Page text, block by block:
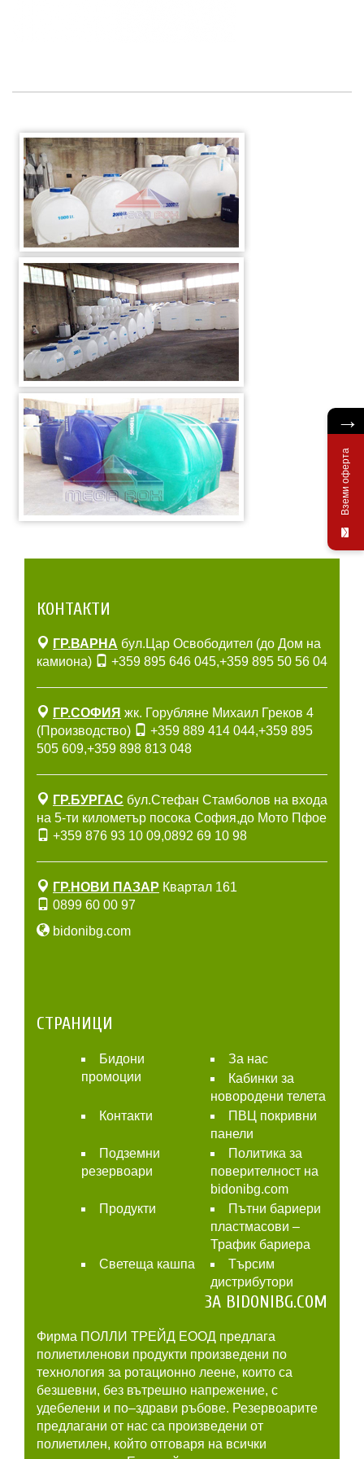
КОНТАКТИ
ГР.ВАРНА бул.Цар Освободител (до Дом на
камиона)
+359 895 646 045,+359 895 50 56 04
ГР.СОФИЯ жк. Горубляне Михаил Греков 4
(Производство)
+359 889 414 044,+359 895
505 609,+359 898 813 048
ГР.БУРГАС бул.Стефан Стамболов на входа
на 5-ти километър посока София,до Мото Пфое
+359 876 93 10 09,0892 69 10 98
ГР.НОВИ ПАЗАР Квартал 161
0899 60 00 97
bidonibg.com
СТРАНИЦИ
Бидони
промоции
За нас
Кабинки за
новородени телета
Контакти
ПВЦ покривни
панели
Подземни
резервоари
Политика за
поверителност на
bidonibg.com
Продукти
Пътни бариери
пластмасови –
Трафик бариера
Светеща кашпа
Търсим
дистрибутори
ЗА BIDONIBG.COM
Фирма ПОЛЛИ ТРЕЙД ЕООД предлага
полиетиленови продукти произведени по
технология за ротационно леене, които са
безшевни, без вътрешно напрежение, с
удебелени и по–здрави ръбове. Резервоарите
предлагани от нас са произведени от
полиетилен, който отговаря на всички
→
Вземи оферта